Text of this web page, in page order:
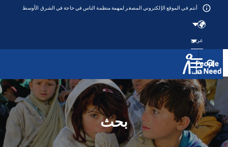
Přeskočit na obsah
أنتم في الموقع الإلكتروني المصغر لمهمة منظمة الناس في حاجة في الشرق الأوسط
عربي
القائمة
بحث